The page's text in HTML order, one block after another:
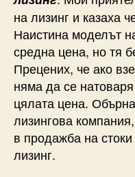
на лизинг и казаха
Наистина моделът
средна цена, но тя
Прецених, че ако
няма да се
цялата цена.
лизингова
в продажба на
лизинг.